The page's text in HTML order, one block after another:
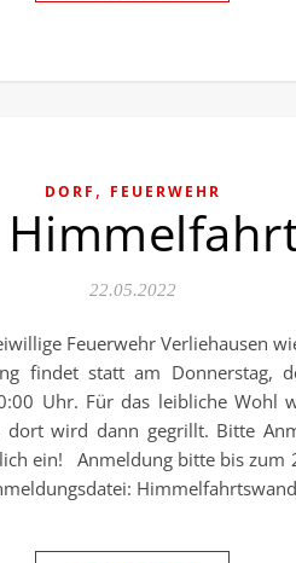
DORF , FEUERWEHR
22.05.2022
Feuerwehr Verliehausen
findet statt am Donnerstag,
Uhr. Für das leibliche Wohl
dort wird dann gegrillt. Bitte
ein! Anmeldung bitte bis zum